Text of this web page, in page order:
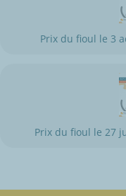
Prix du fioul le 3
Prix du fioul le 27